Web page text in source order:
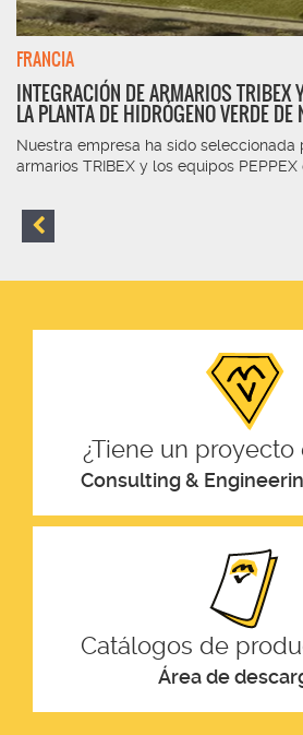
FRANCIA
INTEGRACIÓN DE ARMARIOS TRIBEX
LA PLANTA DE HIDRÓGENO VERDE
Nuestra empresa ha sido seleccionada
armarios TRIBEX y los equipos PEPPEX
¿Tiene un proyecto
Consulting &
Catálogos de
Área de